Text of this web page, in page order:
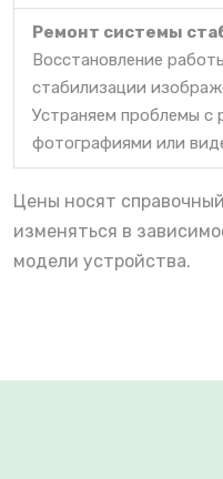
Ремонт системы
Восстановление
стабилизации
Устраняем проблемы с
фотографиями или
Цены носят
изменяться в
модели устройства.